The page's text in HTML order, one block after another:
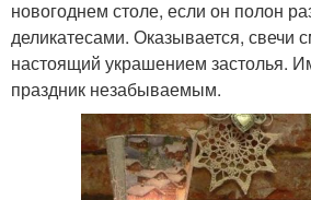
новогоднем столе, если он полон
деликатесами. Оказывается, свечи
настоящий украшением застолья.
праздник незабываемым.